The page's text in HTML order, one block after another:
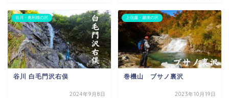
谷川・奥利根の沢
谷川 白毛門沢右俣
2024年9月8日
上信越・越後の沢
巻機山 ブサノ裏沢
2023年10月19日